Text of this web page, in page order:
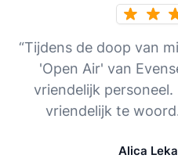
“Tijdens de doop van
'Open Air' van
vriendelijk
vriendelijk te
Alica